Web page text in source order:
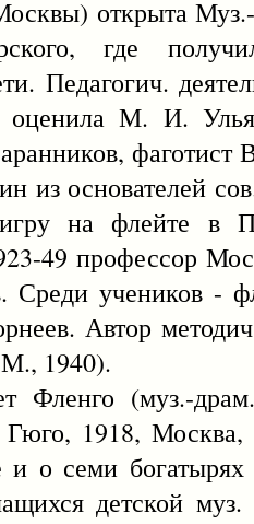
открыта Муз.-
где
Педагогич.
оценила М. И.
из основателей
на флейте в
49 профессор
Среди учеников
Автор
1940).
Фленго (муз.-
1918, Москва,
и о семи
детской